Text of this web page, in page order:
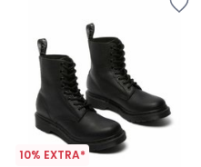
10% EXTRA*